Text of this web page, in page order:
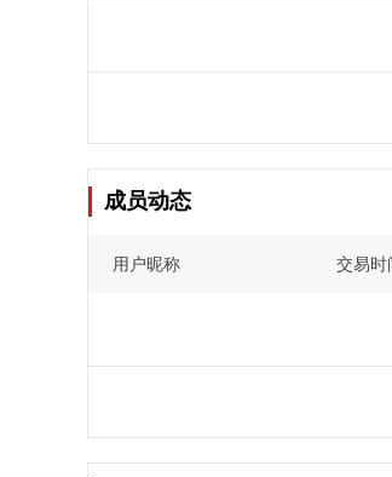
成员动态
用户昵称 交易时